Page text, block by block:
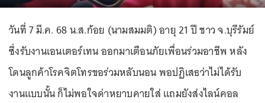
วันที่ 7 มี.ค. 68 น.ส.ก้อย (นามสมมติ) อายุ 21 ปี ชาว จ.บุรีรัมย์
ซึ่งรับงานเอนเตอร์เทน ออกมาเตือนภัยเพื่อนร่วมอาชีพ หลัง
โดนลูกค้าโรคจิตโทรขอร่วมหลับนอน พอปฏิเสธว่าไม่ได้รับ
งานแบบนั้น ก็ไม่พอใจด่าหยาบคายใส่ แถมยังส่งไลน์คอล